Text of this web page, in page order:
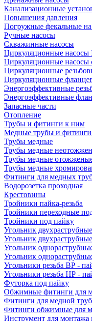
Канализационные
Повышения давления
Погружные фекальные
Ручные насосы
Скважинные насосы
Циркуляционные
Циркуляционные насосы
Циркуляционные
Циркуляционные
Энергоэффективные
Энергоэффективные
Запасные части
Отопление
Трубы и фитинги к ним
Медные трубы и
Трубы медные
Трубы медные
Трубы медные
Трубы медные
Фитинги для медных
Водорозетка проходная
Крестовины
Тройники пайка-резьба
Тройники переходные
Тройники под пайку
Угольник
Угольник
Угольник
Угольник
Угольники резьба ВР -
Угольники резьба НР -
Футорка под пайку
Обжимные фитинги для
Фитинги для медной
Фитинги обжимные для
Инструмент для монтажа